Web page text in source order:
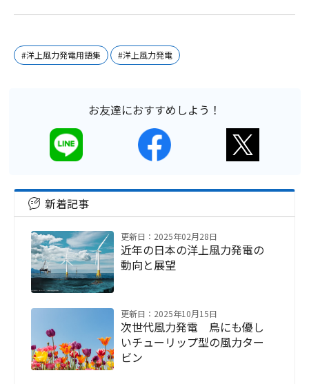
#洋上風力発電用語集 #洋上風力発電
お友達におすすめしよう！
新着記事
更新日：2025年02月28日
近年の日本の洋上風力発電の
動向と展望
更新日：2025年10月15日
次世代風力発電 鳥にも優し
いチューリップ型の風力ター
ビン